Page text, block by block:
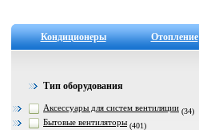
Кондиционеры Отопление
Тип оборудования
Аксессуары для систем вентиляции (34)
Бытовые вентиляторы (401)